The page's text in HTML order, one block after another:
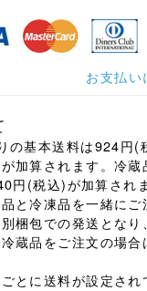
お支払い
の基本送料は924円(
加算されます。冷
円(税込)が加算され
と冷凍品を一緒にご
梱包での発送とな
蔵品をご注文の場
とに送料が設定され